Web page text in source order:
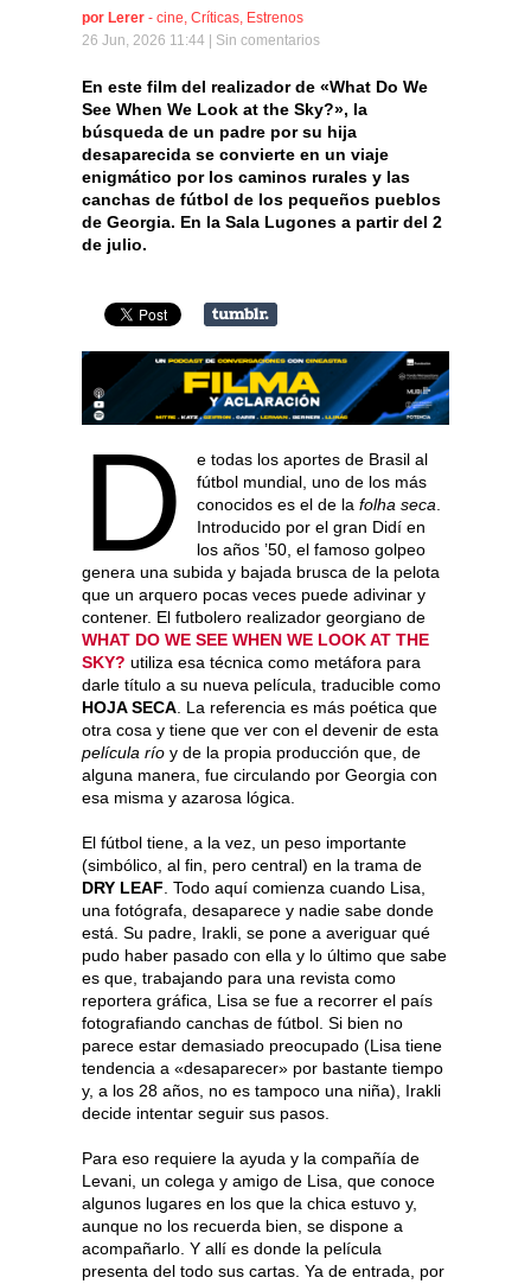
por Lerer - cine, Críticas, Estrenos
26 Jun, 2026 11:44 | Sin comentarios
En este film del realizador de «What Do We
See When We Look at the Sky?», la
búsqueda de un padre por su hija
desaparecida se convierte en un viaje
enigmático por los caminos rurales y las
canchas de fútbol de los pequeños pueblos
de Georgia. En la Sala Lugones a partir del 2
de julio.
D
e todas los aportes de Brasil al
fútbol mundial, uno de los más
conocidos es el de la folha seca.
Introducido por el gran Didí en
los años ’50, el famoso golpeo
genera una subida y bajada brusca de la pelota
que un arquero pocas veces puede adivinar y
contener. El futbolero realizador georgiano de
WHAT DO WE SEE WHEN WE LOOK AT THE
SKY? utiliza esa técnica como metáfora para
darle título a su nueva película, traducible como
HOJA SECA. La referencia es más poética que
otra cosa y tiene que ver con el devenir de esta
película río y de la propia producción que, de
alguna manera, fue circulando por Georgia con
esa misma y azarosa lógica.
El fútbol tiene, a la vez, un peso importante
(simbólico, al fin, pero central) en la trama de
DRY LEAF. Todo aquí comienza cuando Lisa,
una fotógrafa, desaparece y nadie sabe donde
está. Su padre, Irakli, se pone a averiguar qué
pudo haber pasado con ella y lo último que sabe
es que, trabajando para una revista como
reportera gráfica, Lisa se fue a recorrer el país
fotografiando canchas de fútbol. Si bien no
parece estar demasiado preocupado (Lisa tiene
tendencia a «desaparecer» por bastante tiempo
y, a los 28 años, no es tampoco una niña), Irakli
decide intentar seguir sus pasos.
Para eso requiere la ayuda y la compañía de
Levani, un colega y amigo de Lisa, que conoce
algunos lugares en los que la chica estuvo y,
aunque no los recuerda bien, se dispone a
acompañarlo. Y allí es donde la película
presenta del todo sus cartas. Ya de entrada, por